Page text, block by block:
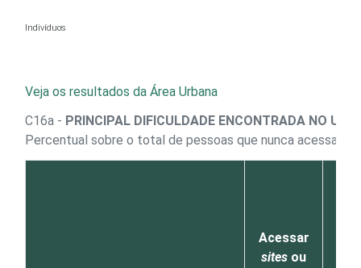
Indivíduos
Veja os resultados da Área Urbana
C16a - PRINCIPAL DIFICULDADE ENCONTRADA NO
Percentual sobre o total de pessoas que nunca
Acessar
sites ou